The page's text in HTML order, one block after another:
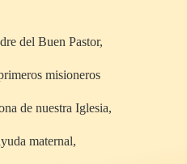
del Buen Pastor,
misioneros
de nuestra Iglesia,
maternal,